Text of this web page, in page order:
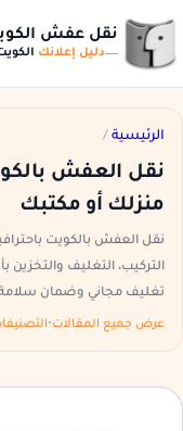
نقل عفش
دليل إعلانك
الرئيسية /
نقل العفش
منزلك أو مكتبك
نقل العفش بالكويت
تغليف مجاني وضمان سلامة
عرض جميع المقالات•